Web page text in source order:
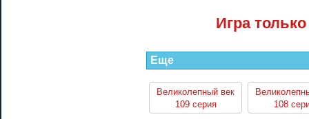
Игра
Еще
Великолепный век
109 серия
108